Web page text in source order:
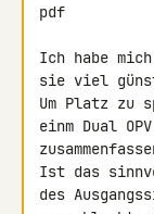
pdf
Ich habe
sie viel
Um Platz zu
einm Dual OPV
Ist das
des